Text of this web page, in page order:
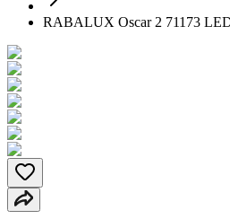
RABALUX Oscar 2 71173